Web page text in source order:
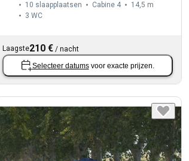
10 slaapplaatsen Cabine 4
14,5 m
3 WC
Laagste210 € /nacht
Selecteer datums voor exacte prijzen.